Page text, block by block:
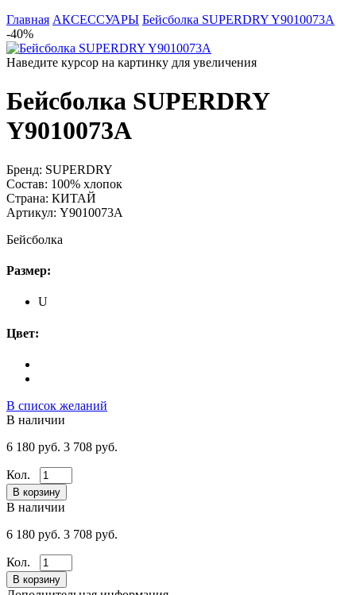
Главная АКСЕССУАРЫ Бейсболка SUPERDRY Y9010073A
-40%
Наведите курсор на картинку для увеличения
Бейсболка SUPERDRY
Y9010073A
Бренд: SUPERDRY
Состав: 100% хлопок
Страна: КИТАЙ
Артикул: Y9010073A
Бейсболка
Размер:
U
Цвет:
В список желаний
В наличии
6 180 руб. 3 708 руб.
Кол.
В наличии
6 180 руб. 3 708 руб.
Кол.